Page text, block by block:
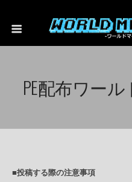
PE配布ワー
■投稿する際の注意事項